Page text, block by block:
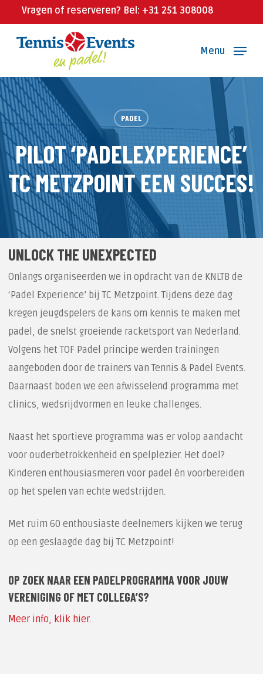
to
main
Vragen of reserveren? Bel: +31 251 308008
Menu
PADEL
PILOT ‘PADELEXPERIENCE’
TC METZPOINT EEN SUCCES!
UNLOCK THE UNEXPECTED
Onlangs organiseerden we in opdracht van de KNLTB de
‘Padel Experience’ bij TC Metzpoint. Tijdens deze dag
kregen jeugdspelers de kans om kennis te maken met
padel, de snelst groeiende racketsport van Nederland.
Volgens het TOF Padel principe werden trainingen
aangeboden door de trainers van Tennis & Padel Events.
Daarnaast boden we een afwisselend programma met
clinics, wedsrijdvormen en leuke challenges.
Naast het sportieve programma was er volop aandacht
voor ouderbetrokkenheid en spelplezier. Het doel?
Kinderen enthousiasmeren voor padel én voorbereiden
op het spelen van echte wedstrijden.
Met ruim 60 enthousiaste deelnemers kijken we terug
op een geslaagde dag bij TC Metzpoint!
OP ZOEK NAAR EEN PADELPROGRAMMA VOOR JOUW
VERENIGING OF MET COLLEGA’S?
Meer info, klik hier.